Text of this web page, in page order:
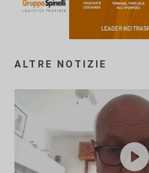
ALTRE NOTIZIE